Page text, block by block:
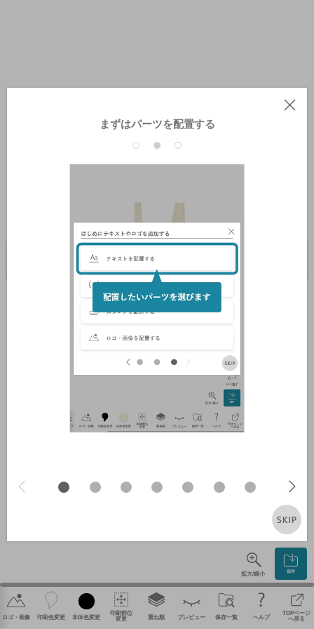
保存
拡大/縮小
ロゴ・画像 印刷色変更 本体色変更
印刷部位
変更 重ね順 プレビュー 保存一覧 ヘルプ
TOPページ
へ戻る
まずはパーツを配置する